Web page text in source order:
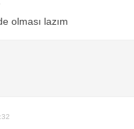
olması lazım